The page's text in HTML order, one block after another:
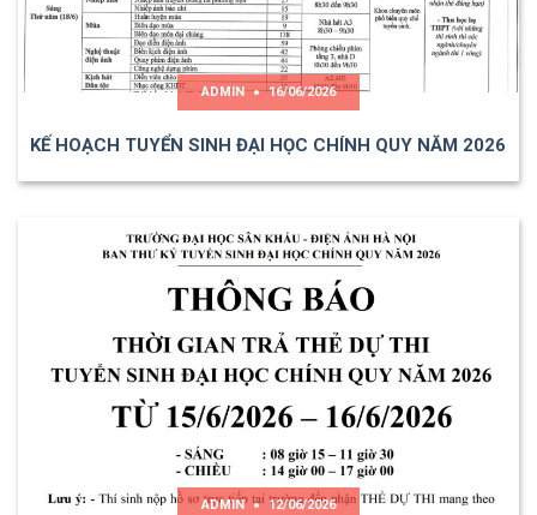
ADMIN 16/06/2026
KẾ HOẠCH TUYỂN SINH ĐẠI HỌC CHÍNH QUY NĂM 2026
ADMIN 12/06/2026